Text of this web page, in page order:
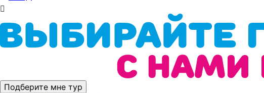
Подберите мне тур